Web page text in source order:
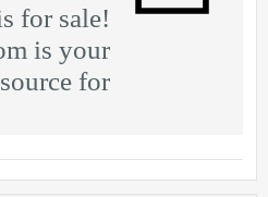
for sale!
is your
for
more of